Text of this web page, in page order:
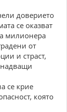
доверието
се оказват
милионера
от
и страст,
се крие
която